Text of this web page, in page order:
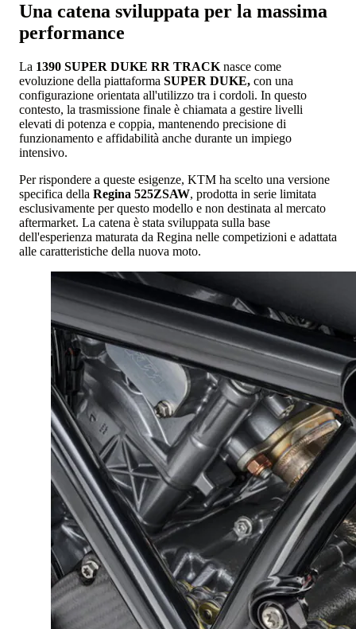
Una catena sviluppata per la massima
performance
La 1390 SUPER DUKE RR TRACK nasce come
evoluzione della piattaforma SUPER DUKE, con una
configurazione orientata all'utilizzo tra i cordoli. In questo
contesto, la trasmissione finale è chiamata a gestire livelli
elevati di potenza e coppia, mantenendo precisione di
funzionamento e affidabilità anche durante un impiego
intensivo.
Per rispondere a queste esigenze, KTM ha scelto una versione
specifica della Regina 525ZSAW, prodotta in serie limitata
esclusivamente per questo modello e non destinata al mercato
aftermarket. La catena è stata sviluppata sulla base
dell'esperienza maturata da Regina nelle competizioni e adattata
alle caratteristiche della nuova moto.